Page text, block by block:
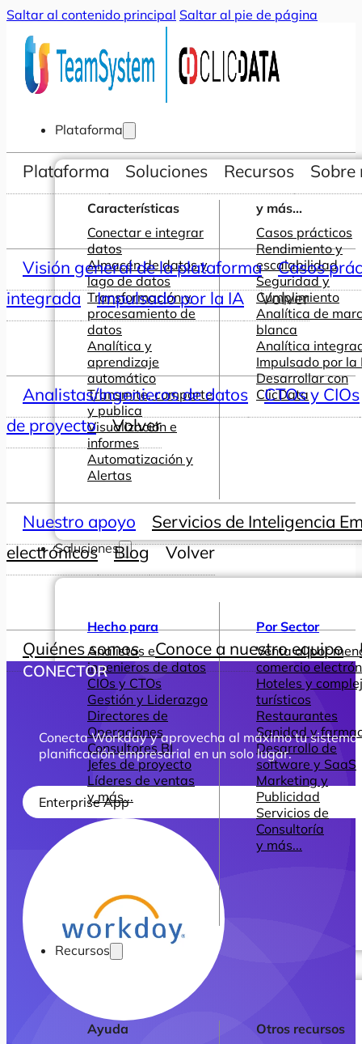
Saltar al contenido principal Saltar al pie de página
Plataforma
Características
Conectar e integrar
datos
Almacén de datos y
lago de datos
Transformación y
procesamiento de
datos
Analítica y
aprendizaje
automático
Transmite, comparte
y publica
Visualización e
informes
Automatización y
Alertas
y más...
Casos prácticos
Rendimiento y
escalabilidad
Seguridad y
Cumplimiento
Analítica de
blanca
Analítica
Impulsado por la
Desarrollar con
ClicData
Soluciones
Hecho para
Analistas e
ingenieros de datos
CIOs y CTOs
Gestión y Liderazgo
Directores de
Operaciones
Consultores BI
Jefes de proyecto
Líderes de ventas
y más...
Por Sector
Venta al por
comercio
Hoteles y
turísticos
Restaurantes
Sanidad y
Desarrollo de
software y SaaS
Marketing y
Publicidad
Servicios de
Consultoría
y más...
Recursos
Ayuda
Otros recursos
Plataforma Soluciones Recursos Sobre
Visión general de la plataforma
Casos
integrada
Impulsado por la IA Volver
Analistas/Ingenieros de datos
CTOs y CIOs
de proyecto
Volver
Nuestro apoyo
Servicios de Inteligencia
electrónicos
Blog Volver
Quiénes somos Conoce a nuestro equipo
CONECTOR
Conecta Workday y aprovecha al máximo tu
planificación empresarial en un solo lugar.
Enterprise App